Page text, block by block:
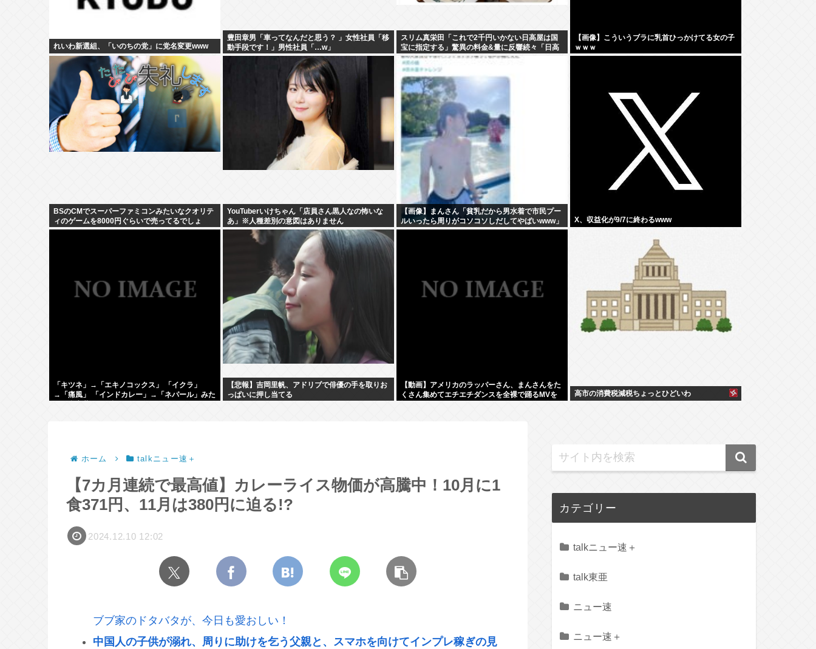
れいわ新選組、「いのちの党」に党名変更www
豊田章男「車ってなんだと思う？ 」女性社員「移
動手段です！」男性社員「…w」
スリム真栄田「これで2千円いかない日高屋は国
宝に指定する」驚異の料金&量に反響続々「日高
屋恐るべし！」
【画像】こういうブラに乳首ひっかけてる女の子
ｗｗｗ
BSのCMでスーパーファミコンみたいなクオリテ
ィのゲームを8000円ぐらいで売ってるでしょ
YouTuberいけちゃん「店員さん黒人なの怖いな
あ」※人種差別の意図はありません
【画像】まんさん「貧乳だから男水着で市民プー
ルいったら周りがコソコソしだしてやばいwww」
5万いいね
X、収益化が9/7に終わるwww
「キツネ」→「エキノコックス」 「イクラ」
→「痛風」 「インドカレー」→「ネパール」みた
【悲報】吉岡里帆、アドリブで俳優の手を取りお
っぱいに押し当てる
【動画】アメリカのラッパーさん、まんさんをた
くさん集めてエチエチダンスを全裸で踊るMVを
高市の消費税減税ちょっとひどいわ
ホーム talkニュー速＋
【7カ月連続で最高値】カレーライス物価が高騰中！10月に1
食371円、11月は380円に迫る!?
2024.12.10 12:02
ブブ家のドタバタが、今日も愛おしい！
中国人の子供が溺れ、周りに助けを乞う父親と、スマホを向けてインプレ稼ぎの見
カテゴリー
talkニュー速＋
talk東亜
ニュー速
ニュー速＋